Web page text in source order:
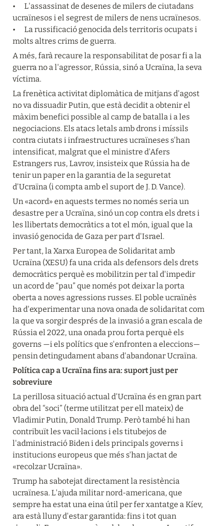
•	L'assassinat de desenes de milers de ciutadans
ucraïnesos i el segrest de milers de nens ucraïnesos.
•	La russificació genocida dels territoris ocupats i
molts altres crims de guerra.
A més, farà recaure la responsabilitat de posar fi a la
guerra no a l'agressor, Rússia, sinó a Ucraïna, la seva
víctima.
La frenètica activitat diplomàtica de mitjans d'agost
no va dissuadir Putin, que està decidit a obtenir el
màxim benefici possible al camp de batalla i a les
negociacions. Els atacs letals amb drons i míssils
contra ciutats i infraestructures ucraïneses s'han
intensificat, malgrat que el ministre d'Afers
Estrangers rus, Lavrov, insisteix que Rússia ha de
tenir un paper en la garantia de la seguretat
d'Ucraïna (i compta amb el suport de J. D. Vance).
Un «acord» en aquests termes no només seria un
desastre per a Ucraïna, sinó un cop contra els drets i
les llibertats democràtics a tot el món, igual que la
invasió genocida de Gaza per part d'Israel.
Per tant, la Xarxa Europea de Solidaritat amb
Ucraïna (XESU) fa una crida als defensors dels drets
democràtics perquè es mobilitzin per tal d'impedir
un acord de “pau” que només pot deixar la porta
oberta a noves agressions russes. El poble ucraïnès
ha d'experimentar una nova onada de solidaritat com
la que va sorgir després de la invasió a gran escala de
Rússia el 2022, una onada prou forta perquè els
governs —i els polítics que s'enfronten a eleccions—
pensin detingudament abans d'abandonar Ucraïna.
Política cap a Ucraïna fins ara: suport just per
sobreviure
La perillosa situació actual d'Ucraïna és en gran part
obra del “soci” (terme utilitzat per ell mateix) de
Vladimir Putin, Donald Trump. Però també hi han
contribuït les vacil·lacions i els titubejos de
l'administració Biden i dels principals governs i
institucions europeus que més s'han jactat de
«recolzar Ucraïna».
Trump ha sabotejat directament la resistència
ucraïnesa. L'ajuda militar nord-americana, que
sempre ha estat una eina útil per fer xantatge a Kíev,
ara està lluny d'estar garantida: fins i tot quan